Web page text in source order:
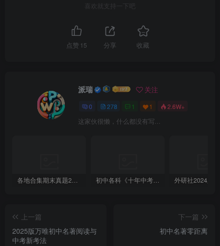
喜欢就支持一下吧
点赞 15 分享 收藏
派瑞 关注
0 278 1 1 2.6W+
这家伙很懒，什么都没有写...
各地合集期末真题2023-2024学年第一学期九年级英语期末试卷（含听力和答案） 初中各科《十年中考真题》2013-2024历年中考真题
上一篇
2025版万唯初中名著阅读与
中考新考法
下一篇
初中名著零距离